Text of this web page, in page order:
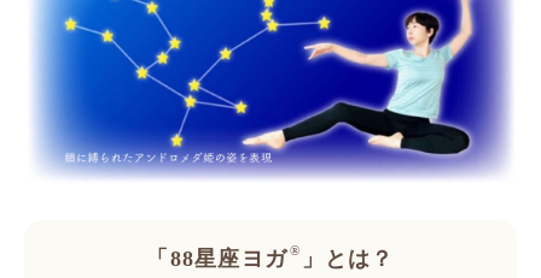
「88星座ヨガ® 」とは？